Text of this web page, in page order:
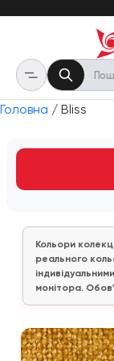
Головна / Bliss
Кольори
реального
монітора.